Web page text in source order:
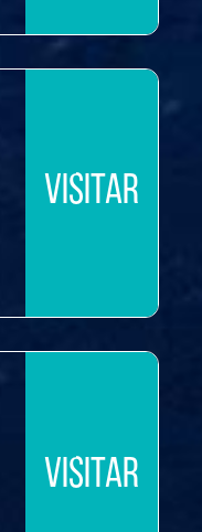
VISITAR
VISITAR